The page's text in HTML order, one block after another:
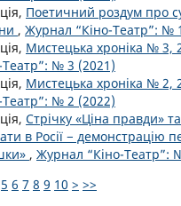
Поетичний роздум про
, Журнал “Кіно-Театр”: №
Мистецька хроніка № 3,
Театр”: № 3 (2021)
Мистецька хроніка № 2,
Театр”: № 2 (2022)
Стрічку «Ціна правди»
в Росії − демонстрацію
, Журнал “Кіно-Театр”:
5 6 7 8 9 10 > >>